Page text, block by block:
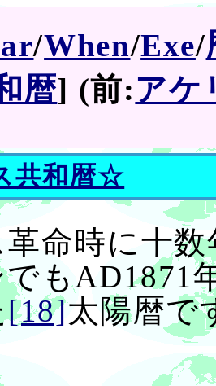
/When/Exe/
暦] (前:アケ
共和暦☆
命時に十
でもAD1871
[18]太陽暦で